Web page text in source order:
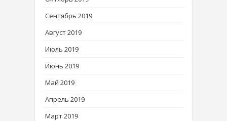
Сентябрь 2019
Август 2019
Июль 2019
Июнь 2019
Май 2019
Апрель 2019
Март 2019